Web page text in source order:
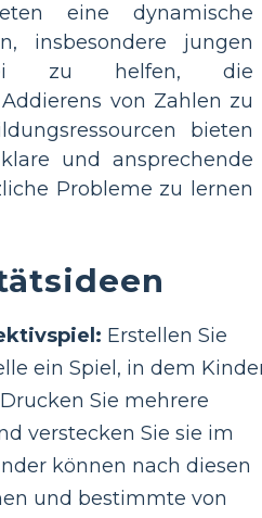
eine dynamische
insbesondere jungen
zu helfen, die
von Zahlen zu
bieten
und ansprechende
Probleme zu lernen
Erstellen Sie
ein Spiel, in dem
Sie mehrere
verstecken Sie sie im
können nach diesen
und bestimmte von